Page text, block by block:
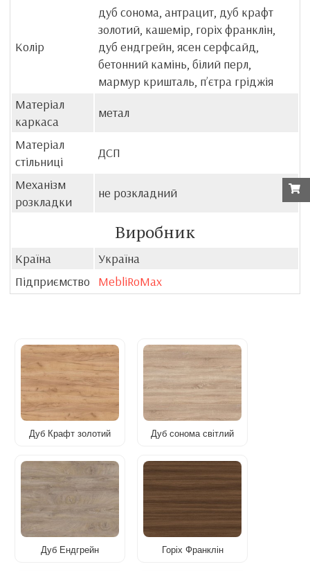
Колір
дуб сонома, антрацит, дуб крафт
золотий, кашемір, горіх франклін,
дуб ендгрейн, ясен серфсайд,
бетонний камінь, білий перл,
мармур кришталь, пʼєтра гріджія
Матеріал
каркаса
метал
Матеріал
стільниці
ДСП
Механізм
розкладки
не розкладний
Виробник
Країна
Україна
Підприємство
MebliRoMax
Дуб Крафт золотий Дуб сонома світлий
Дуб Ендгрейн Горіх Франклін